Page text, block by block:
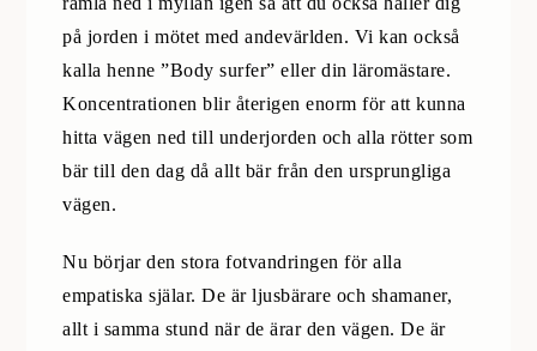
på jorden i mötet med andevärlden. Vi kan också
kalla henne ”Body surfer” eller din läromästare.
Koncentrationen blir återigen enorm för att kunna
hitta vägen ned till underjorden och alla rötter som
bär till den dag då allt bär från den ursprungliga
vägen.
Nu börjar den stora fotvandringen för alla
empatiska själar. De är ljusbärare och shamaner,
allt i samma stund när de ärar den vägen. De är